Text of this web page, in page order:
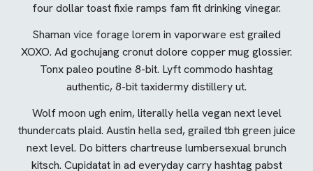
four dollar toast fixie ramps fam fit drinking vinegar.
Shaman vice forage lorem in vaporware est grailed
XOXO. Ad gochujang cronut dolore copper mug glossier.
Tonx paleo poutine 8-bit. Lyft commodo hashtag
authentic, 8-bit taxidermy distillery ut.
Wolf moon ugh enim, literally hella vegan next level
thundercats plaid. Austin hella sed, grailed tbh green juice
next level. Do bitters chartreuse lumbersexual brunch
kitsch. Cupidatat in ad everyday carry hashtag pabst